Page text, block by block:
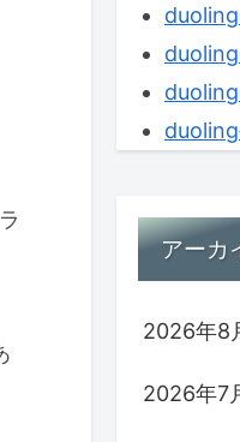
アーカ
2026年8
2026年7